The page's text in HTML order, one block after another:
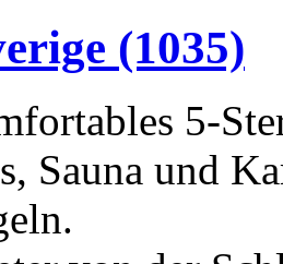
(1035)
5-
Sauna und